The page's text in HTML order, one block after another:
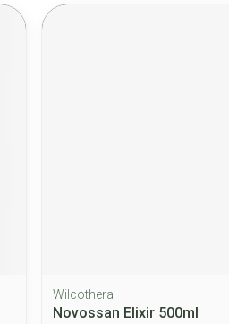
Wilcothera
Novossan Elixir 500ml